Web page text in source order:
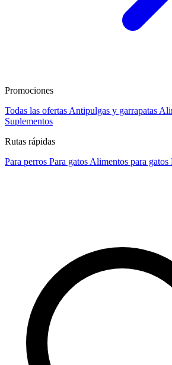
Promociones
Todas las ofertas Antipulgas y garrapatas
Suplementos
Rutas rápidas
Para perros Para gatos Alimentos para gatos